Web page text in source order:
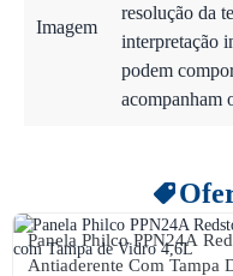
Imagem
resolução da
interpretação
podem
acompanham
Panela Philco PPN24A
Antiaderente Com Tampa